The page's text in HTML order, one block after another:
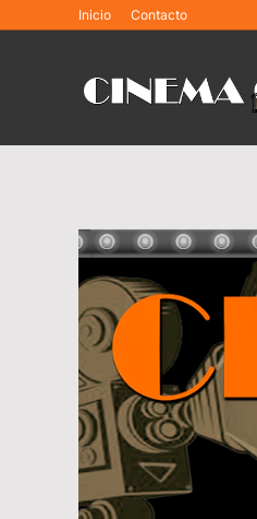
Inicio Contacto